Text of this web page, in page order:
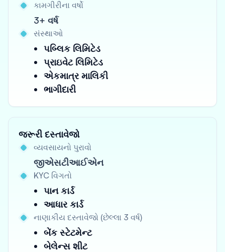
કામગીરીના વર્ષો
3+ વર્ષ
સંસ્થાઓ
પબ્લિક લિમિટેડ
પ્રાઇવેટ લિમિટેડ
એકમાત્ર માલિકી
ભાગીદારી
જરૂરી દસ્તાવેજો
વ્યવસાયનો પુરાવો
જીએસટીઆઈએન
KYC વિગતો
પાન કાર્ડ
આધાર કાર્ડ
નાણાકીય દસ્તાવેજો (છેલ્લા 3 વર્ષ)
બેંક સ્ટેટમેન્ટ
બેલેન્સ શીટ